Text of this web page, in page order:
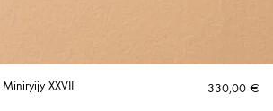
XXVII 330,00 €